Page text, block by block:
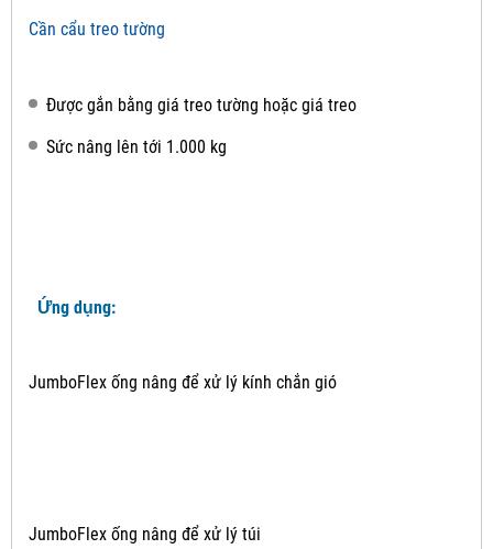
Cần cẩu treo tường
Được gắn bằng giá treo tường hoặc giá treo
Sức nâng lên tới 1.000 kg
Ứng dụng:
JumboFlex ống nâng để xử lý kính chắn gió
JumboFlex ống nâng để xử lý túi